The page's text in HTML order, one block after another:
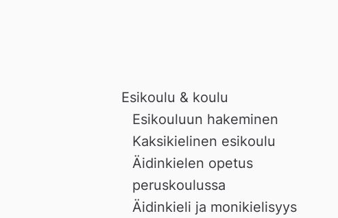
Esikoulu & koulu
Esikouluun hakeminen
Kaksikielinen esikoulu
Äidinkielen opetus
peruskoulussa
Äidinkieli ja monikielisyys